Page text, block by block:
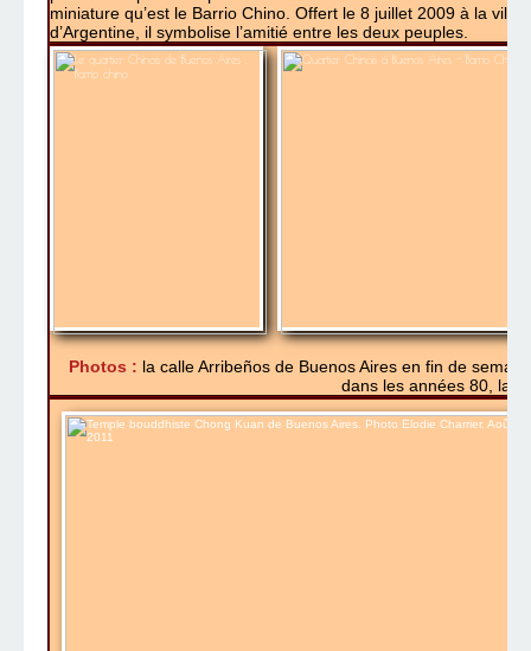
miniature qu’est le Barrio Chino. Offert le 8 juillet 2009 à la
d’Argentine, il symbolise l’amitié entre les deux peuples.
Photos : la calle Arribeños de Buenos Aires en fin de
dans les années 80, la